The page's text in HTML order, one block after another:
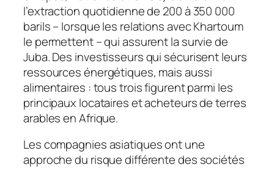
l’extraction quotidienne de 200 à 350 000
barils – lorsque les relations avec Khartoum
le permettent – qui assurent la survie de
Juba. Des investisseurs qui sécurisent leurs
ressources énergétiques, mais aussi
alimentaires : tous trois figurent parmi les
principaux locataires et acheteurs de terres
arables en Afrique.
Les compagnies asiatiques ont une
approche du risque différente des sociétés